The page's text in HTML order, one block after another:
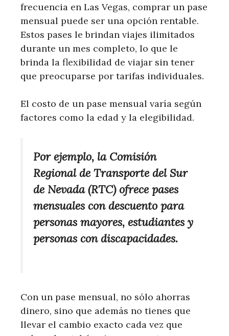
frecuencia en Las Vegas, comprar un pase
mensual puede ser una opción rentable.
Estos pases le brindan viajes ilimitados
durante un mes completo, lo que le
brinda la flexibilidad de viajar sin tener
que preocuparse por tarifas individuales.
El costo de un pase mensual varía según
factores como la edad y la elegibilidad.
Por ejemplo, la Comisión
Regional de Transporte del Sur
de Nevada (RTC) ofrece pases
mensuales con descuento para
personas mayores, estudiantes y
personas con discapacidades.
Con un pase mensual, no sólo ahorras
dinero, sino que además no tienes que
llevar el cambio exacto cada vez que